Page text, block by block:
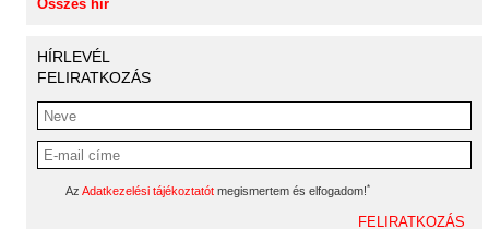
Összes hír
HÍRLEVÉL
FELIRATKOZÁS
Az Adatkezelési tájékoztatót megismertem és elfogadom!*